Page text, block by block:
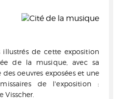
illustrés de cette exposition
de la musique, avec sa
oeuvres exposées et une
de l'exposition :
Visscher.